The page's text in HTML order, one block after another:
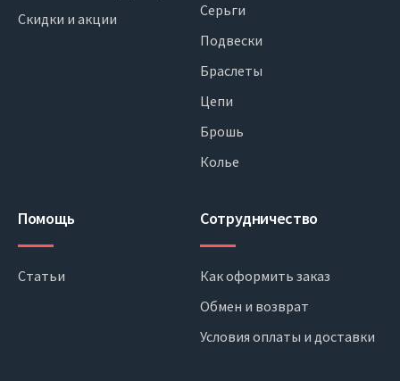
Скидки и акции
Серьги
Подвески
Браслеты
Цепи
Брошь
Колье
Помощь
Статьи
Сотрудничество
Как оформить заказ
Обмен и возврат
Условия оплаты и доставки